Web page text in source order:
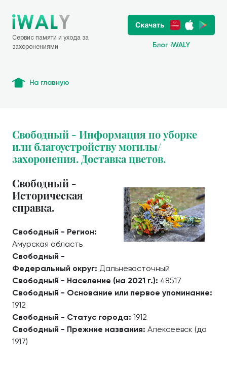
Сервис памяти и ухода за
захоронениями
Блог iWALY
На главную
Свободный - Информация по уборке
или благоустройству могилы/
захоронения. Доставка цветов.
Свободный -
Историческая
справка.
Свободный - Регион:
Амурская область
Свободный -
Федеральный округ: Дальневосточный
Свободный - Население (на 2021 г.): 48517
Свободный - Основание или первое упоминание:
1912
Свободный - Статус города: 1912
Свободный - Прежние названия: Алексеевск (до
1917)